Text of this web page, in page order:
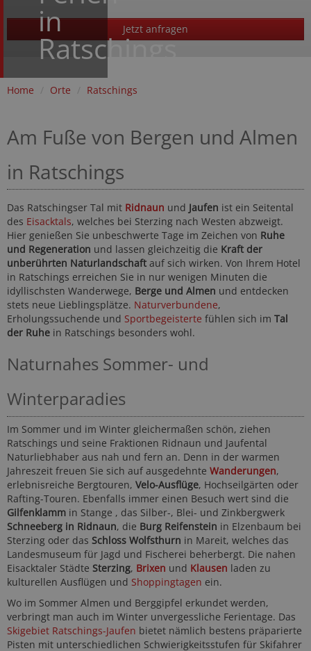
in
Ratschings
Jetzt anfragen
Home / Orte / Ratschings
Am Fuße von Bergen und Almen
in Ratschings
Das Ratschingser Tal mit Ridnaun und Jaufen ist ein Seitental
des Eisacktals, welches bei Sterzing nach Westen abzweigt.
Hier genießen Sie unbeschwerte Tage im Zeichen von Ruhe
und Regeneration und lassen gleichzeitig die Kraft der
unberührten Naturlandschaft auf sich wirken. Von Ihrem Hotel
in Ratschings erreichen Sie in nur wenigen Minuten die
idyllischsten Wanderwege, Berge und Almen und entdecken
stets neue Lieblingsplätze. Naturverbundene,
Erholungssuchende und Sportbegeisterte fühlen sich im Tal
der Ruhe in Ratschings besonders wohl.
Naturnahes Sommer- und
Winterparadies
Im Sommer und im Winter gleichermaßen schön, ziehen
Ratschings und seine Fraktionen Ridnaun und Jaufental
Naturliebhaber aus nah und fern an. Denn in der warmen
Jahreszeit freuen Sie sich auf ausgedehnte Wanderungen,
erlebnisreiche Bergtouren, Velo-Ausflüge, Hochseilgärten oder
Rafting-Touren. Ebenfalls immer einen Besuch wert sind die
Gilfenklamm in Stange , das Silber-, Blei- und Zinkbergwerk
Schneeberg in Ridnaun, die Burg Reifenstein in Elzenbaum bei
Sterzing oder das Schloss Wolfsthurn in Mareit, welches das
Landesmuseum für Jagd und Fischerei beherbergt. Die nahen
Eisacktaler Städte Sterzing, Brixen und Klausen laden zu
kulturellen Ausflügen und Shoppingtagen ein.
Wo im Sommer Almen und Berggipfel erkundet werden,
verbringt man auch im Winter unvergessliche Ferientage. Das
Skigebiet Ratschings-Jaufen bietet nämlich bestens präparierte
Pisten mit unterschiedlichen Schwierigkeitsstufen für Skifahrer